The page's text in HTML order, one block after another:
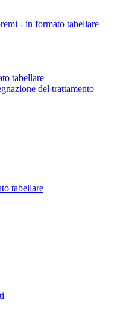
- in formato tabellare
tabellare
del trattamento
tabellare